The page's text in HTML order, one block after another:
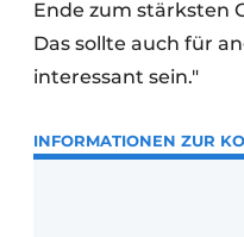
Ende zum stärksten
Das sollte auch für
interessant sein."
INFORMATIONEN ZUR